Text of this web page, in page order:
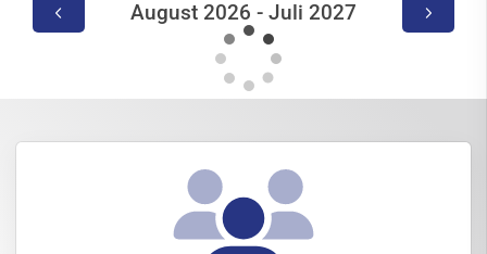
August 2026 - Juli 2027